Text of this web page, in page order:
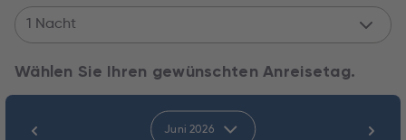
1 Nacht
Wählen Sie Ihren gewünschten Anreisetag.
Juni 2026